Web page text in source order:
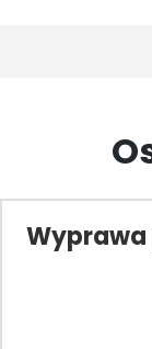
Wyprawa